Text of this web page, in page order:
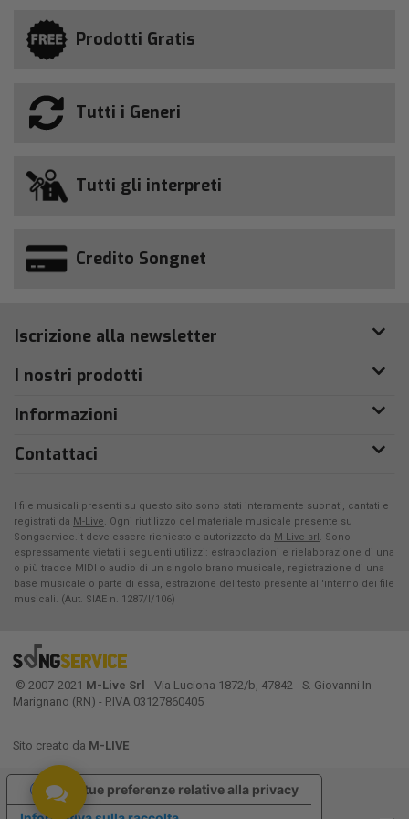
Prodotti Gratis
Tutti i Generi
Tutti gli interpreti
Credito Songnet
Iscrizione alla newsletter
I nostri prodotti
Informazioni
Contattaci
I file musicali presenti su questo sito sono stati interamente suonati, cantati e
registrati da M-Live. Ogni riutilizzo del materiale musicale presente su
Songservice.it deve essere richiesto e autorizzato da M-Live srl. Sono
espressamente vietati i seguenti utilizzi: estrapolazioni e rielaborazione di una
o più tracce MIDI o audio di un singolo brano musicale, registrazione di una
base musicale o parte di essa, estrazione del testo presente all'interno dei file
musicali. (Aut. SIAE n. 1287/I/106)
© 2007-2021 M-Live Srl - Via Luciona 1872/b, 47842 - S. Giovanni In
Marignano (RN) - P.IVA 03127860405
Sito creato da M-LIVE
Le tue preferenze relative alla privacy